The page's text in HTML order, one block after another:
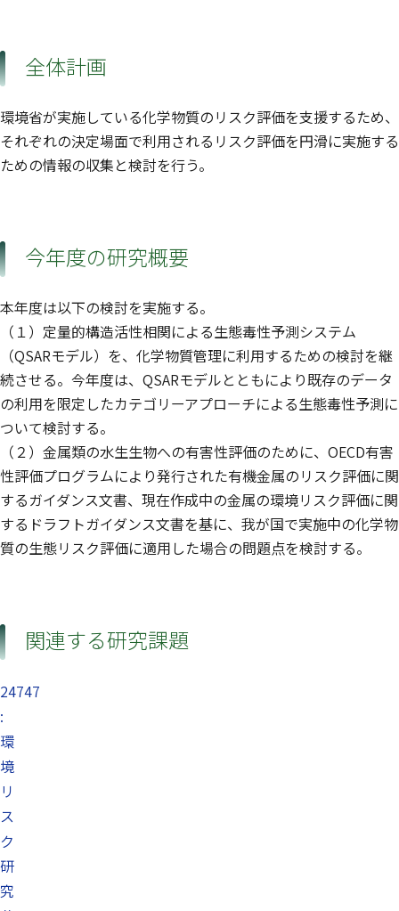
全体計画
環境省が実施している化学物質のリスク評価を支援するため、
それぞれの決定場面で利用されるリスク評価を円滑に実施する
ための情報の収集と検討を行う。
今年度の研究概要
本年度は以下の検討を実施する。
（１）定量的構造活性相関による生態毒性予測システム
（QSARモデル）を、化学物質管理に利用するための検討を継
続させる。今年度は、QSARモデルとともにより既存のデータ
の利用を限定したカテゴリーアプローチによる生態毒性予測に
ついて検討する。
（２）金属類の水生生物への有害性評価のために、OECD有害
性評価プログラムにより発行された有機金属のリスク評価に関
するガイダンス文書、現在作成中の金属の環境リスク評価に関
するドラフトガイダンス文書を基に、我が国で実施中の化学物
質の生態リスク評価に適用した場合の問題点を検討する。
関連する研究課題
24747
:
環
境
リ
ス
ク
研
究